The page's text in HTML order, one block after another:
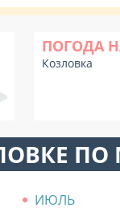
ПОГОДА
Козловка
ИЮЛЬ